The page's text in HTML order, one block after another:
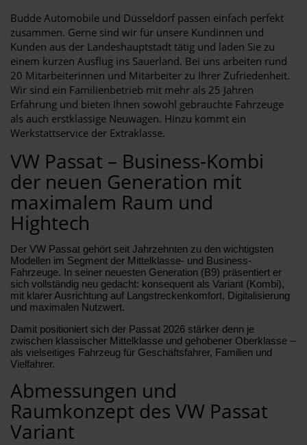
Budde Automobile und Düsseldorf passen einfach perfekt
zusammen. Gerne sind wir für unsere Kundinnen und
Kunden aus der Landeshauptstadt tätig und laden Sie zu
einem kurzen Ausflug ins Sauerland. Bei uns arbeiten rund
20 Mitarbeiterinnen und Mitarbeiter zu Ihrer Zufriedenheit.
Wir sind ein Familienbetrieb mit mehr als 25 Jahren
Erfahrung und bieten Ihnen sowohl gebrauchte Fahrzeuge
als auch erstklassige Neuwagen. Hinzu kommt ein
Werkstattservice der Extraklasse.
VW Passat – Business-Kombi
der neuen Generation mit
maximalem Raum und
Hightech
Der VW Passat gehört seit Jahrzehnten zu den wichtigsten
Modellen im Segment der Mittelklasse- und Business-
Fahrzeuge. In seiner neuesten Generation (B9) präsentiert er
sich vollständig neu gedacht: konsequent als Variant (Kombi),
mit klarer Ausrichtung auf Langstreckenkomfort, Digitalisierung
und maximalen Nutzwert.
Damit positioniert sich der Passat 2026 stärker denn je
zwischen klassischer Mittelklasse und gehobener Oberklasse –
als vielseitiges Fahrzeug für Geschäftsfahrer, Familien und
Vielfahrer.
Abmessungen und
Raumkonzept des VW Passat
Variant